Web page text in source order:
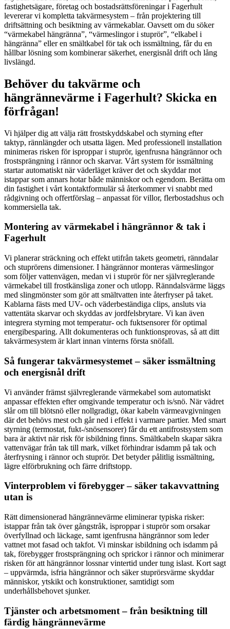
fastighetsägare, företag och bostadsrättsföreningar i Fagerhult
levererar vi kompletta takvärmesystem – från projektering till
driftsättning och besiktning av värmekablar. Oavsett om du söker
“värmekabel hängränna”, “värmeslingor i stuprör”, “elkabel i
hängränna” eller en smältkabel för tak och issmältning, får du en
hållbar lösning som kombinerar säkerhet, energisnål drift och lång
livslängd.
Behöver du takvärme och
hängrännevärme i Fagerhult? Skicka en
förfrågan!
Vi hjälper dig att välja rätt frostskyddskabel och styrning efter
taktyp, rännlängder och utsatta lägen. Med professionell installation
minimeras risken för isproppar i stuprör, igenfrusna hängrännor och
frostsprängning i rännor och skarvar. Vårt system för issmältning
startar automatiskt när väderläget kräver det och skyddar mot
istappar som annars hotar både människor och egendom. Berätta om
din fastighet i vårt kontaktformulär så återkommer vi snabbt med
rådgivning och offertförslag – anpassat för villor, flerbostadshus och
kommersiella tak.
Montering av värmekabel i hängrännor & tak i
Fagerhult
Vi planerar sträckning och effekt utifrån takets geometri, ränndalar
och stuprörens dimensioner. I hängrännor monteras värmeslingor
som följer vattenvägen, medan vi i stuprör för ner självreglerande
värmekabel till frostkänsliga zoner och utlopp. Ränndalsvärme läggs
med slingmönster som gör att smältvatten inte återfryser på taket.
Kablarna fästs med UV- och väderbeständiga clips, ansluts via
vattentäta skarvar och skyddas av jordfelsbrytare. Vi kan även
integrera styrning mot temperatur- och fuktsensorer för optimal
energibesparing. Allt dokumenteras och funktionsprovas, så att ditt
takvärmesystem är klart innan vinterns första snöfall.
Så fungerar takvärmesystemet – säker issmältning
och energisnål drift
Vi använder främst självreglerande värmekabel som automatiskt
anpassar effekten efter omgivande temperatur och is/snö. När vädret
slår om till blötsnö eller nollgradigt, ökar kabeln värmeavgivningen
där det behövs mest och går ned i effekt i varmare partier. Med smart
styrning (termostat, fukt-/snösensorer) får du ett antifrostsystem som
bara är aktivt när risk för isbildning finns. Smältkabeln skapar säkra
vattenvägar från tak till mark, vilket förhindrar isdamm på tak och
återfrysning i rännor och stuprör. Det betyder pålitlig issmältning,
lägre elförbrukning och färre driftstopp.
Vinterproblem vi förebygger – säker takavvattning
utan is
Rätt dimensionerad hängrännevärme eliminerar typiska risker:
istappar från tak över gångstråk, isproppar i stuprör som orsakar
överfyllnad och läckage, samt igenfrusna hängrännor som leder
vattnet mot fasad och takfot. Vi minskar isbildning och isdamm på
tak, förebygger frostsprängning och sprickor i rännor och minimerar
risken för att hängrännor lossnar vintertid under tung islast. Kort sagt
– uppvärmda, isfria hängrännor och säker stuprörsvärme skyddar
människor, ytskikt och konstruktioner, samtidigt som
underhållsbehovet sjunker.
Tjänster och arbetsmoment – från besiktning till
färdig hängrännevärme